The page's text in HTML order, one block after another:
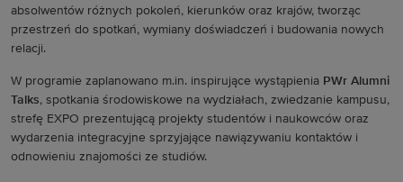
absolwentów różnych pokoleń, kierunków oraz krajów, tworząc
przestrzeń do spotkań, wymiany doświadczeń i budowania nowych
relacji.
W programie zaplanowano m.in. inspirujące wystąpienia PWr Alumni
Talks, spotkania środowiskowe na wydziałach, zwiedzanie kampusu,
strefę EXPO prezentującą projekty studentów i naukowców oraz
wydarzenia integracyjne sprzyjające nawiązywaniu kontaktów i
odnowieniu znajomości ze studiów.